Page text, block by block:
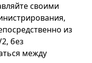
своими
из
без
между